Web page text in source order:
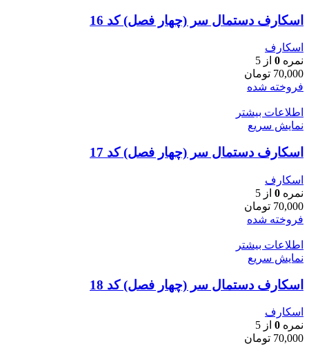
اسکارف دستمال سر (چهار فصل) کد 16
اسکارف
نمره 0 از 5
70,000 تومان
فروخته شده
اطلاعات بیشتر
نمایش سریع
اسکارف دستمال سر (چهار فصل) کد 17
اسکارف
نمره 0 از 5
70,000 تومان
فروخته شده
اطلاعات بیشتر
نمایش سریع
اسکارف دستمال سر (چهار فصل) کد 18
اسکارف
نمره 0 از 5
70,000 تومان